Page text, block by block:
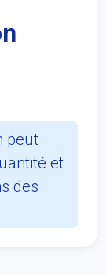
peut
et
des